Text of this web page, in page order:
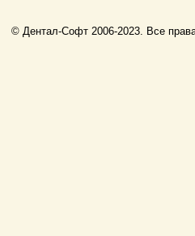
© Дентал-Софт 2006-2023. Все